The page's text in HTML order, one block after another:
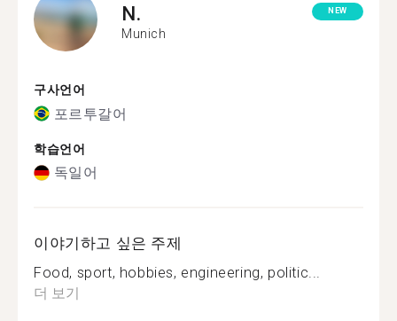
N.
Munich
NEW
구사언어
포르투갈어
학습언어
독일어
이야기하고 싶은 주제
Food, sport, hobbies, engineering, politic...
더 보기